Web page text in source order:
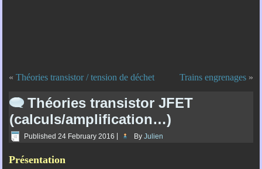
«Théories transistor / tension de déchet Trains engrenages»
Théories transistor JFET
(calculs/amplification…)
Published 24 February 2016 By Julien
Présentation